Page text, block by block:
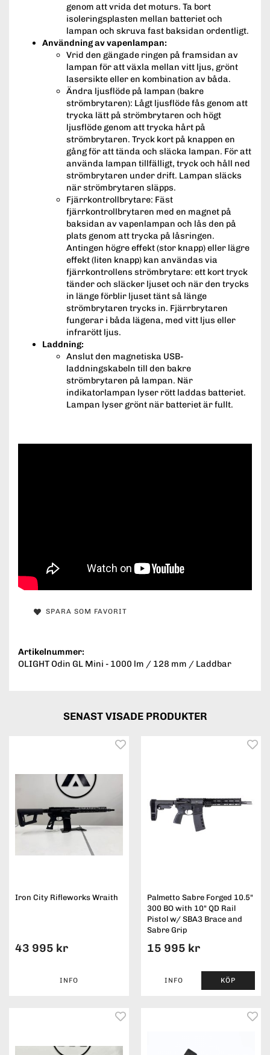
genom att vrida det moturs. Ta bort
isoleringsplasten mellan batteriet och
lampan och skruva fast baksidan ordentligt.
Användning av vapenlampan:
Vrid den gängade ringen på framsidan av
lampan för att växla mellan vitt ljus, grönt
lasersikte eller en kombination av båda.
Ändra ljusflöde på lampan (bakre
strömbrytaren): Lågt ljusflöde fås genom att
trycka lätt på strömbrytaren och högt
ljusflöde genom att trycka hårt på
strömbrytaren. Tryck kort på knappen en
gång för att tända och släcka lampan. För att
använda lampan tillfälligt, tryck och håll ned
strömbrytaren under drift. Lampan släcks
när strömbrytaren släpps.
Fjärrkontrollbrytare: Fäst
fjärrkontrollbrytaren med en magnet på
baksidan av vapenlampan och lås den på
plats genom att trycka på låsringen.
Antingen högre effekt (stor knapp) eller lägre
effekt (liten knapp) kan användas via
fjärrkontrollens strömbrytare: ett kort tryck
tänder och släcker ljuset och när den trycks
in länge förblir ljuset tänt så länge
strömbrytaren trycks in. Fjärrbrytaren
fungerar i båda lägena, med vitt ljus eller
infrarött ljus.
Laddning:
Anslut den magnetiska USB-
laddningskabeln till den bakre
strömbrytaren på lampan. När
indikatorlampan lyser rött laddas batteriet.
Lampan lyser grönt när batteriet är fullt.
SPARA SOM FAVORIT
Artikelnummer:
OLIGHT Odin GL Mini - 1000 lm / 128 mm / Laddbar
SENAST VISADE PRODUKTER
Iron City Rifleworks Wraith
43 995 kr
INFO
Palmetto Sabre Forged 10.5"
300 BO with 10" QD Rail
Pistol w/ SBA3 Brace and
Sabre Grip
15 995 kr
INFO KÖP